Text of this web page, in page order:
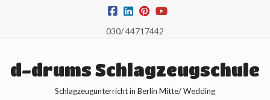
030/ 44717442
d-drums Schlagzeugschule
Schlagzeugunterricht in Berlin Mitte/ Wedding